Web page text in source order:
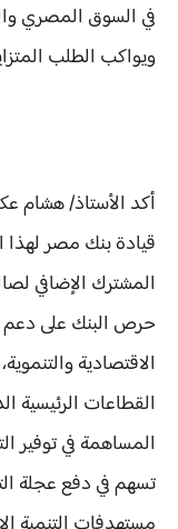
ويواكب الطلب
أكد الأستاذ/ هشام
قيادة بنك مصر لهذا
المشترك الإضافي
حرص البنك على
الاقتصادية
القطاعات الرئيسية
المساهمة في توفير
تسهم في دفع عجلة